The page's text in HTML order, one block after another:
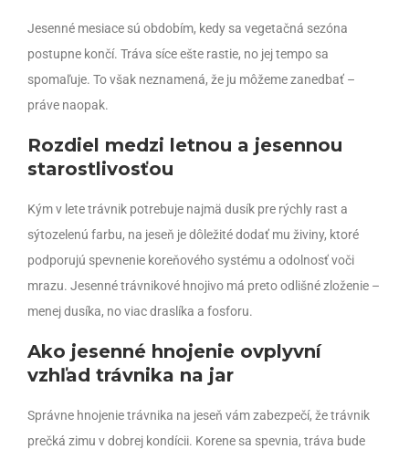
Jesenné mesiace sú obdobím, kedy sa vegetačná sezóna
postupne končí. Tráva síce ešte rastie, no jej tempo sa
spomaľuje. To však neznamená, že ju môžeme zanedbať –
práve naopak.
Rozdiel medzi letnou a jesennou
starostlivosťou
Kým v lete trávnik potrebuje najmä dusík pre rýchly rast a
sýtozelenú farbu, na jeseň je dôležité dodať mu živiny, ktoré
podporujú spevnenie koreňového systému a odolnosť voči
mrazu. Jesenné trávnikové hnojivo má preto odlišné zloženie –
menej dusíka, no viac draslíka a fosforu.
Ako jesenné hnojenie ovplyvní
vzhľad trávnika na jar
Správne hnojenie trávnika na jeseň vám zabezpečí, že trávnik
prečká zimu v dobrej kondícii. Korene sa spevnia, tráva bude